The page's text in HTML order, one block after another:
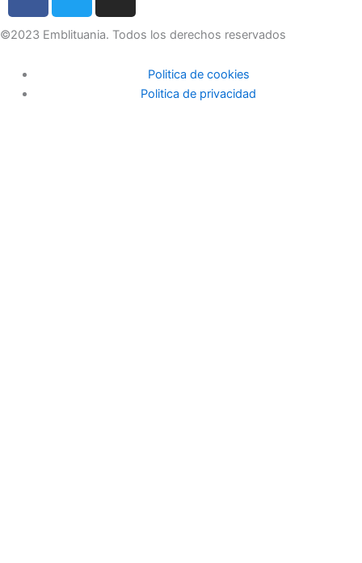
c
e
i
t
s
t
©2023 Emblituania. Todos los derechos reservados
Politica de cookies
Politica de privacidad